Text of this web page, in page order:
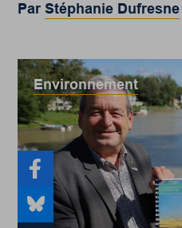
ParStéphanie Dufresne
Environnement